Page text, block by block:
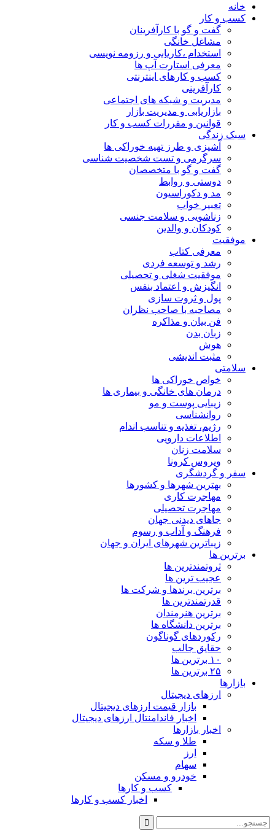
خانه
کسب و کار
گفت و گو با کارآفرینان
مشاغل خانگی
استخدام ،کاریابی و رزومه نویسی
معرفی استارت آپ ها
کسب و کارهای اینترنتی
کارآفرینی
مدیریت و شبکه های اجتماعی
بازاریابی و مدیریت بازار
قوانین و مقررات کسب و کار
سبک زندگی
آشپزی و طرز تهیه خوراکی ها
سرگرمی و تست شخصیت شناسی
گفت و گو با متخصصان
دوستی و روابط
مد و دکوراسیون
تعبیر خواب
زناشویی و سلامت جنسی
کودکان و والدین
موفقیت
معرفی کتاب
رشد و توسعه فردی
موفقیت شغلی و تحصیلی
انگیزش و اعتماد بنفس
پول و ثروت سازی
مصاحبه با صاحب نظران
فن بیان و مذاکره
زبان بدن
هوش
مثبت اندیشی
سلامتی
خواص خوراکی ها
درمان های خانگی و بیماری ها
زیبایی پوست و مو
روانشناسی
رژیم، تغذیه و تناسب اندام
اطلاعات دارویی
سلامت زنان
ویروس کرونا
سفر و گردشگری
بهترین شهرها و کشورها
مهاجرت کاری
مهاجرت تحصیلی
جاهای دیدنی جهان
فرهنگ و آداب و رسوم
زیباترین شهرهای ایران و جهان
برترین ها
ثروتمندترین ها
عجیب ترین ها
برترین برندها و شرکت ها
قدرتمندترین ها
برترین هنرمندان
برترین دانشگاه ها
رکوردهای گوناگون
حقایق جالب
۱۰ برترین ها
۲۵ برترین ها
بازارها
ارزهای دیجیتال
بازار قیمت ارزهای دیجیتال
اخبار فاندامنتال ارزهای دیجیتال
اخبار بازارها
طلا و سکه
ارز
سهام
خودرو و مسکن
کسب و کارها
اخبار کسب و کارها